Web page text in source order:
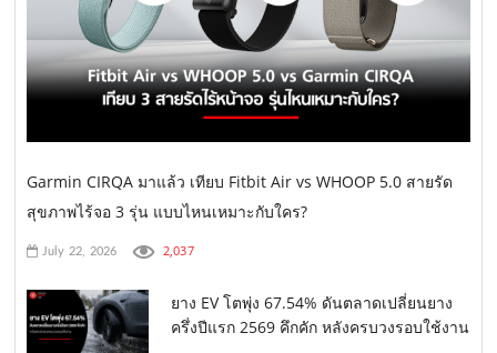
Garmin CIRQA มาแล้ว เทียบ Fitbit Air vs WHOOP 5.0 สายรัด
สุขภาพไร้จอ 3 รุ่น แบบไหนเหมาะกับใคร?
July 22, 2026 2,037
ยาง EV โตพุ่ง 67.54% ดันตลาดเปลี่ยนยาง
ครึ่งปีแรก 2569 คึกคัก หลังครบวงรอบใช้งาน